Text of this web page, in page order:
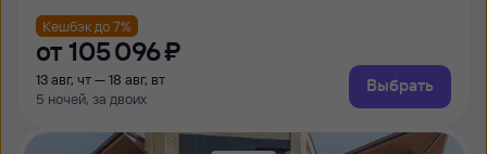
Кешбэк до 7%
от 105 ⁠096 ⁠₽
13 авг, чт — 18 авг, вт
5 ночей, за двоих
Выбрать